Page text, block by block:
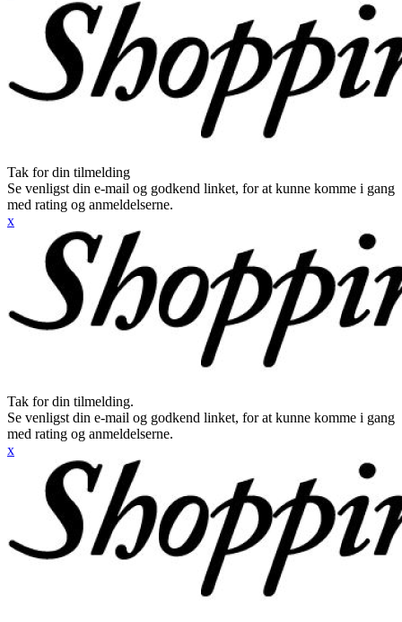
Tak for din tilmelding
Se venligst din e-mail og godkend linket, for at kunne komme i gang
med rating og anmeldelserne.
x
Tak for din tilmelding.
Se venligst din e-mail og godkend linket, for at kunne komme i gang
med rating og anmeldelserne.
x